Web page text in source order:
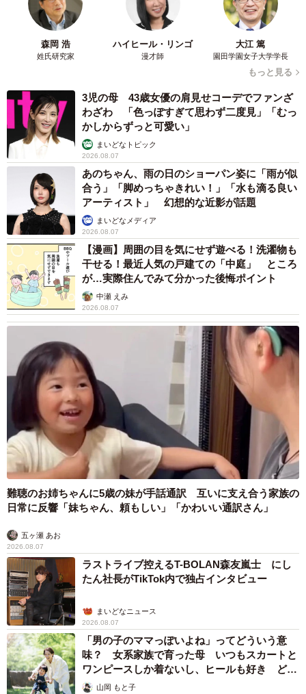
森岡 浩
姓氏研究家
ハイヒール・リンゴ
漫才師
大江 篤
園田学園女子大学学長
もっと見る
3児の母 43歳女優の肩見せコーデでファンざ
わざわ 「色っぽすぎて思わず二度見」「むっ
かしからずっと可愛い」
まいどなトピック
2026.08.07
あのちゃん、雨の日のショーパン姿に「雨が似
合う」「脚めっちゃきれい！」「水も滴る良い
アーティスト」 幻想的な近影が話題
まいどなメディア
2026.08.07
【漫画】周囲の目を気にせず遊べる！洗濯物も
干せる！最近人気の戸建ての「中庭」 ところ
が…実際住んでみて分かった後悔ポイント
中瀬 えみ
2026.08.07
難聴のお姉ちゃんに5歳の妹が手話通訳 互いに支え合う家族の
日常に反響「妹ちゃん、頼もしい」「かわいい通訳さん」
五ヶ瀬 あお
2026.08.07
ラストライブ控えるT-BOLAN森友嵐士 にし
たん社長がTikTok内で独占インタビュー
まいどなニュース
2026.08.07
「男の子のママっぽいよね」ってどういう意
味？ 女系家族で育った母 いつもスカートと
ワンピースしか着ないし、ヒールも好き どの
へんが…
山岡 もと子